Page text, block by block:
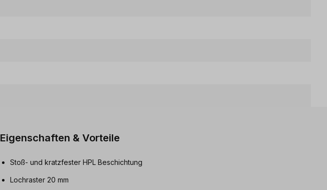
Eigenschaften & Vorteile
Stoß- und kratzfester HPL Beschichtung
Lochraster 20 mm